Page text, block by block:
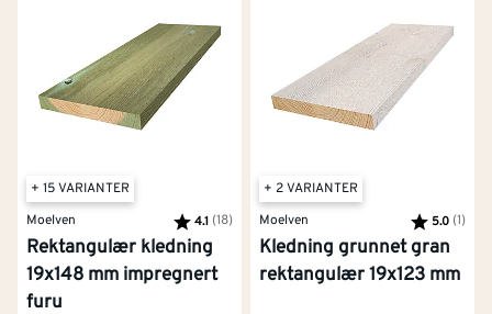
+ 15 VARIANTER
Moelven
Karakter:
4.1 (18) av 5 mulige
Rektangulær kledning
19x148 mm impregnert
furu
+ 2 VARIANTER
Moelven
Karakter:
5.0 (1)
Kledning grunnet gran
rektangulær 19x123 mm